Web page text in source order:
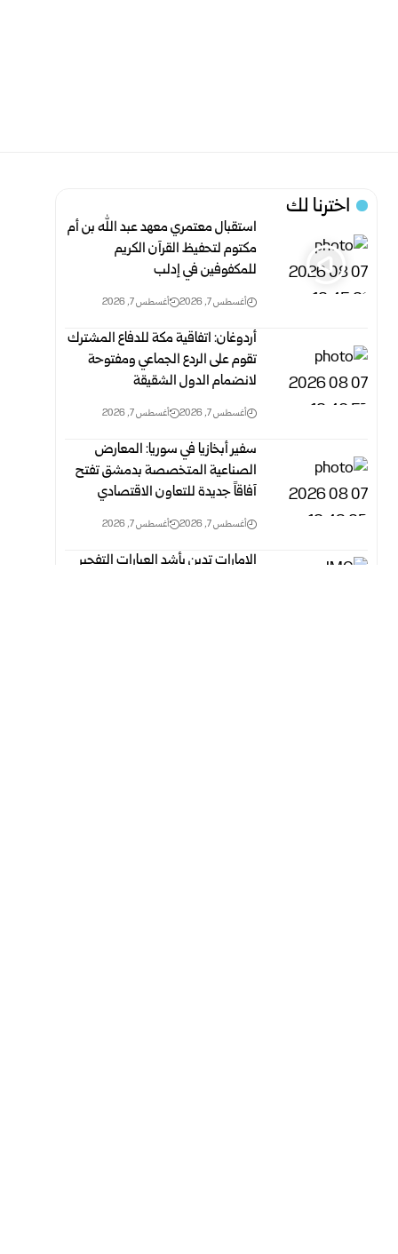
اخترنا لك
استقبال معتمري معهد عبد الله بن أم
مكتوم لتحفيظ القرآن الكريم
للمكفوفين في إدلب
أغسطس 7, 2026 أغسطس 7, 2026
أردوغان: اتفاقية مكة للدفاع المشترك
تقوم على الردع الجماعي ومفتوحة
لانضمام الدول الشقيقة
أغسطس 7, 2026 أغسطس 7, 2026
سفير أبخازيا في سوريا: المعارض
الصناعية المتخصصة بدمشق تفتح
آفاقاً جديدة للتعاون الاقتصادي
أغسطس 7, 2026 أغسطس 7, 2026
الإمارات تدين بأشد العبارات التفجير